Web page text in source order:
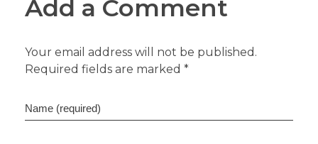
Add a Comment
Your email address will not be published.
Required fields are marked *
Name (required)